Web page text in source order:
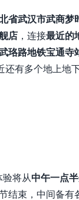
省武汉市武商梦
店 ，连接最近的
珞路地铁宝通寺
还有多个地上地
将从中午一点
结束，中间备有